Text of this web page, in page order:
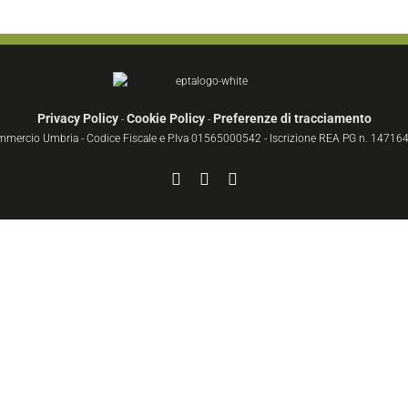
Privacy Policy- Cookie Policy- Preferenze di tracciamento
Umbria - Codice Fiscale e P.Iva 01565000542 - Iscrizione REA PG n.
FacebookYouTube